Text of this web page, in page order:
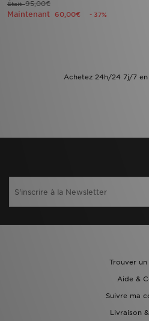
Était95,00€
Maintenant 60,00€ - 37%
Achetez 24h/24 7j/7
Trouver
Aide &
Suivre ma
Livraison